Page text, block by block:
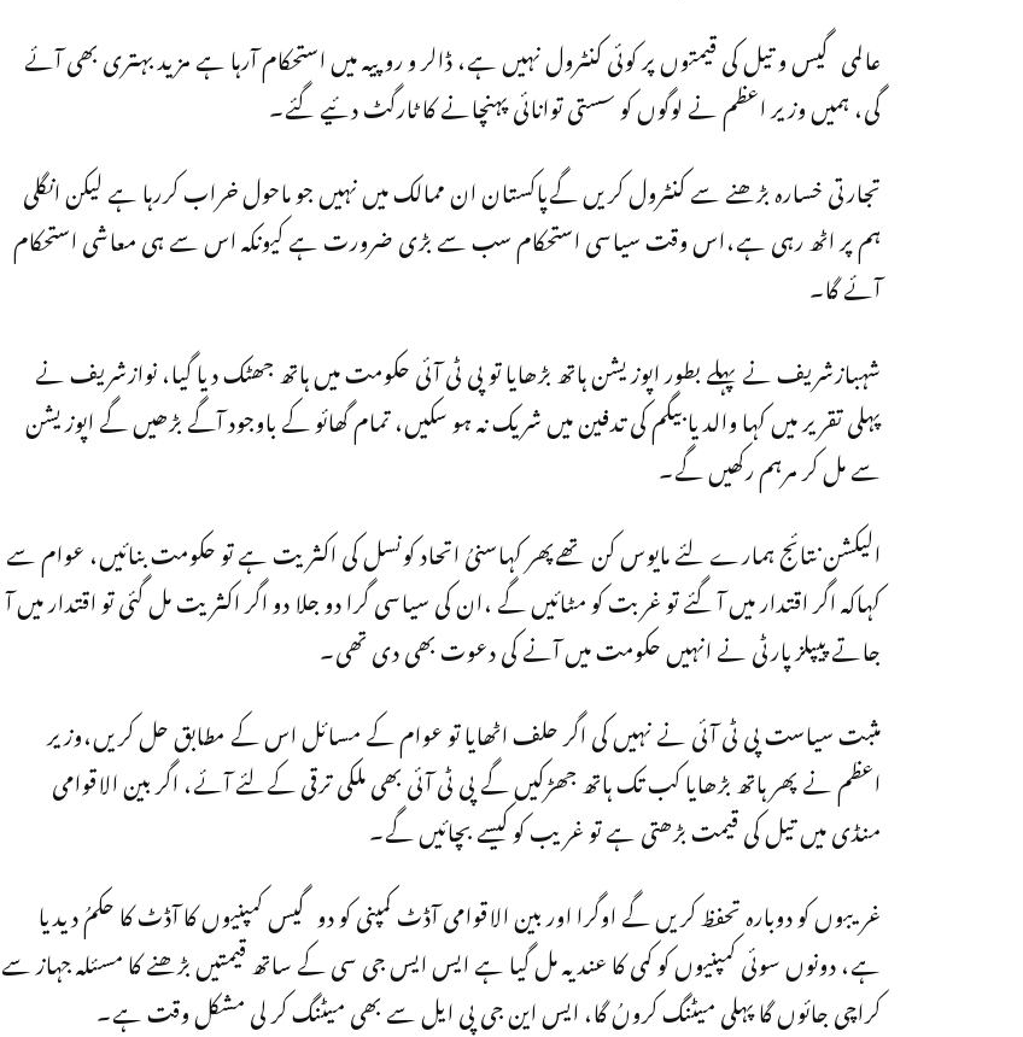
عالمی گیس و تیل کی قیمتوں پر کوئی کنٹرول نہیں ہے، ڈالر و روپیہ میں استحکام آرہا ہے مزید بہتری بھی آئے
گی، ہمیں وزیر اعظم نے لوگوں کو سستی توانائی پہنچانے کا ٹارگٹ دئیے گئے۔
تجارتی خسارہ بڑھنے سے کنٹرول کریں گےپاکستان ان ممالک میں نہیں جو ماحول خراب کررہا ہے لیکن انگلی
ہم پر اٹھ رہی ہے،اس وقت سیاسی استحکام سب سے بڑی ضرورت ہے کیونکہ اس سے ہی معاشی استحکام
آئے گا۔
شہبازشریف نے پہلے بطور اپوزیشن ہاتھ بڑھایا تو پی ٹی آئی حکومت میں ہاتھ جھٹک دیا گیا، نوازشریف نے
پہلی تقریر میں کہا والد یا بیگم کی تدفین میں شریک نہ ہو سکیں، تمام گھائو کے باوجود آگے بڑھیں گے اپوزیشن
سے مل کر مرہم رکھیں گے۔
الیکشن نتائج ہمارے لئے مایوس کن تھےپھر کہاسنیُ اتحاد کونسل کی اکثریت ہے تو حکومت بنائیں، عوام سے
کہاکہ اگر اقتدار میں آ گئے تو غربت کو مٹائیں گے ،ان کی سیاسی گرا دو جلا دو اگر اکثریت مل گئی تو اقتدار میں آ
جاتے پیپلزپارٹی نے انہیں حکومت میں آنے کی دعوت بھی دی تھی۔
مثبت سیاست پی ٹی آئی نے نہیں کی اگر حلف اٹھایا تو عوام کے مسائل اس کے مطابق حل کریں،وزیر
اعظم نے پھر ہاتھ بڑھایا کب تک ہاتھ جھڑکیں گے پی ٹی آئی بھی ملکی ترقی کےلئے آئے، اگر بین الاقوامی
منڈی میں تیل کی قیمت بڑھتی ہے تو غریب کو کیسے بچائیں گے۔
غریبوں کو دوبارہ تحفظ کریں گے اوگرا اور بین الاقوامی آڈٹ کمپنی کو دو گیس کمپنیوں کا آڈٹ کا حکمُ دیدیا
ہے، دونوں سوئی کمپنیوں کو کمی کا عندیہ مل گیا ہے ایس ایس جی سی کے ساتھ قیمتیں بڑھنے کا مسئلہ جہاز سے
کراچی جائوں گا پہلی میٹنگ کروںُ گا، ایس این جی پی ایل سے بھی میٹنگ کر لی مشکل وقت ہے۔